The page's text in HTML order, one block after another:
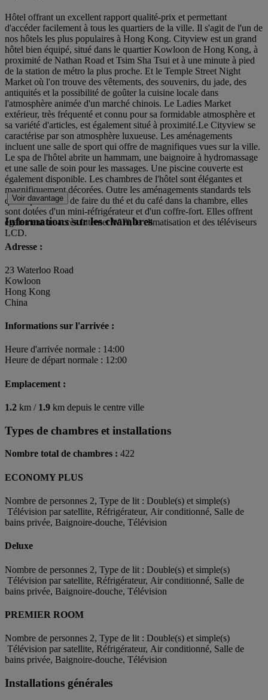
Hôtel offrant un excellent rapport qualité-prix et permettant
d'accéder facilement à tous les quartiers de la ville. Il s'agit de l'un de
nos hôtels les plus populaires à Hong Kong. Cityview est un grand
hôtel bien équipé, situé dans le quartier Kowloon de Hong Kong, à
proximité de Nathan Road et Tsim Sha Tsui et à une minute à pied
de la station de métro la plus proche. Et le Temple Street Night
Market où l'on trouve des vêtements, des souvenirs, du jade, des
antiquités et la possibilité de goûter la cuisine locale dans
l'atmosphère animée d'un marché chinois. Le Ladies Market
extérieur, très fréquenté et connu pour sa formidable atmosphère et
sa variété d'articles, est également situé à proximité.Le Cityview se
caractérise par son atmosphère luxueuse. Les aménagements
incluent une salle de sport qui offre de magnifiques vues sur la ville.
Le spa de l'hôtel abrite un hammam, une baignoire à hydromassage
et une salle de soin pour les massages. Une piscine couverte est
également disponible. Les chambres de l'hôtel sont élégantes et
magnifiquement décorées. Outre les aménagements standards tels
que la possibilité de faire du thé et du café dans la chambre, elles
sont dotées d'un mini-réfrigérateur et d'un coffre-fort. Elles offrent
également un accès Internet WiFi, la climatisation et des téléviseurs
LCD.
Voir davantage
Informations sur les chambres
Adresse :
23 Waterloo Road
Kowloon
Hong Kong
China
Informations sur l'arrivée :
Heure d'arrivée normale : 14:00
Heure de départ normale : 12:00
Emplacement :
1.2 km / 1.9 km depuis le centre ville
Types de chambres et installations
Nombre total de chambres : 422
ECONOMY PLUS
Nombre de personnes 2, Type de lit : Double(s) et simple(s)
Télévision par satellite, Réfrigérateur, Air conditionné, Salle de
bains privée, Baignoire-douche, Télévision
Deluxe
Nombre de personnes 2, Type de lit : Double(s) et simple(s)
Télévision par satellite, Réfrigérateur, Air conditionné, Salle de
bains privée, Baignoire-douche, Télévision
PREMIER ROOM
Nombre de personnes 2, Type de lit : Double(s) et simple(s)
Télévision par satellite, Réfrigérateur, Air conditionné, Salle de
bains privée, Baignoire-douche, Télévision
Installations générales